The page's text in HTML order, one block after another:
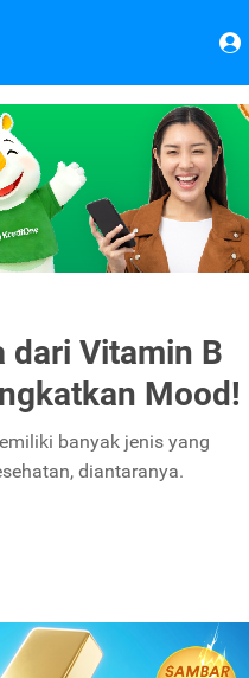
dari Vitamin B
Mood!
banyak jenis yang
diantaranya.